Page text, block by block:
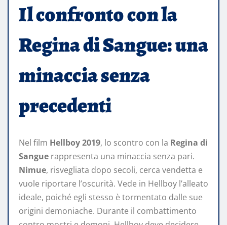
Il confronto con la
Regina di Sangue: una
minaccia senza
precedenti
Nel film Hellboy 2019, lo scontro con la Regina di
Sangue rappresenta una minaccia senza pari.
Nimue, risvegliata dopo secoli, cerca vendetta e
vuole riportare l’oscurità. Vede in Hellboy l’alleato
ideale, poiché egli stesso è tormentato dalle sue
origini demoniache. Durante il combattimento